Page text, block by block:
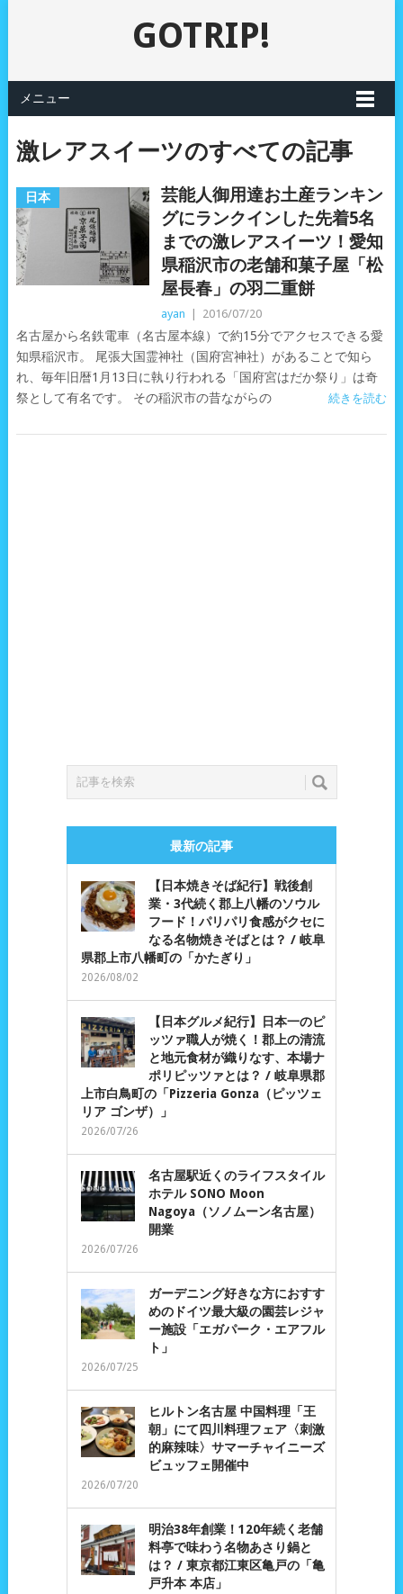
GOTRIP!
メニュー
激レアスイーツのすべての記事
日本
芸能人御用達お土産ランキン
グにランクインした先着5名
までの激レアスイーツ！愛知
県稲沢市の老舗和菓子屋「松
屋長春」の羽二重餅
ayan 2016/07/20
名古屋から名鉄電車（名古屋本線）で約15分でアクセスできる愛
知県稲沢市。 尾張大国霊神社（国府宮神社）があることで知ら
れ、毎年旧暦1月13日に執り行われる「国府宮はだか祭り」は奇
祭として有名です。 その稲沢市の昔ながらの
続きを読む
最新の記事
【日本焼きそば紀行】戦後創
業・3代続く郡上八幡のソウル
フード！パリパリ食感がクセに
なる名物焼きそばとは？ / 岐阜
県郡上市八幡町の「かたぎり」
2026/08/02
【日本グルメ紀行】日本一のピ
ッツァ職人が焼く！郡上の清流
と地元食材が織りなす、本場ナ
ポリピッツァとは？ / 岐阜県郡
上市白鳥町の「Pizzeria Gonza（ピッツェ
リア ゴンザ）」
2026/07/26
名古屋駅近くのライフスタイル
ホテル SONO Moon
Nagoya（ソノムーン名古屋）
開業
2026/07/26
ガーデニング好きな方におすす
めのドイツ最大級の園芸レジャ
ー施設「エガパーク・エアフル
ト」
2026/07/25
ヒルトン名古屋 中国料理「王
朝」にて四川料理フェア〈刺激
的麻辣味〉サマーチャイニーズ
ビュッフェ開催中
2026/07/20
明治38年創業！120年続く老舗
料亭で味わう名物あさり鍋と
は？ / 東京都江東区亀戸の「亀
戸升本 本店」